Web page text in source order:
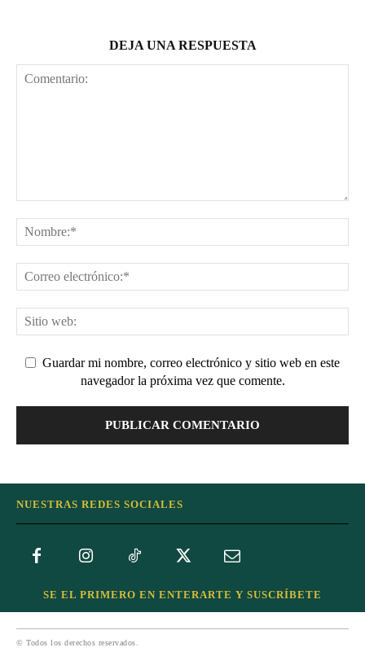
DEJA UNA RESPUESTA
Guardar mi nombre, correo electrónico y sitio web en este
navegador la próxima vez que comente.
NUESTRAS REDES SOCIALES
SE EL PRIMERO EN ENTERARTE Y SUSCRÍBETE
© Todos los derechos reservados.